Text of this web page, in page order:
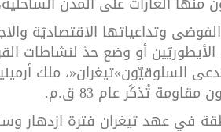
الفوضى وتداعياتها الاقتصاديّة
الأيطوريّين أو وضع حدّ لنشاطات
السلوقيّون«تيغران»، ملك
مقاومة تُذكَرعام 83 ق.م.
في عهدتيغران فترة ازدهار